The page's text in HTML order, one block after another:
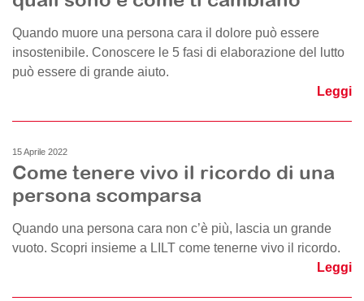
Quando muore una persona cara il dolore può essere
insostenibile. Conoscere le 5 fasi di elaborazione del lutto
può essere di grande aiuto.
Leggi
15 Aprile 2022
Come tenere vivo il ricordo di una
persona scomparsa
Quando una persona cara non c’è più, lascia un grande
vuoto. Scopri insieme a LILT come tenerne vivo il ricordo.
Leggi